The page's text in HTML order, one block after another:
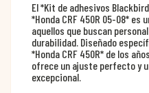
El *Kit de adhesivos
*Honda CRF 450R 05-08* es
aquellos que buscan
durabilidad. Diseñado
*Honda CRF 450R* de los
ofrece un ajuste perfecto y
excepcional.